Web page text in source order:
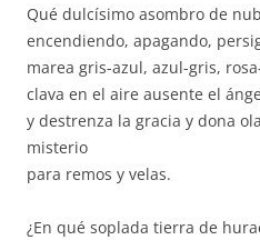
Qué dulcísimo asombro de
encendiendo, apagando,
marea gris-azul, azul-gris,
clava en el aire ausente el
y destrenza la gracia y dona
misterio
para remos y velas.
¿En qué soplada tierra de